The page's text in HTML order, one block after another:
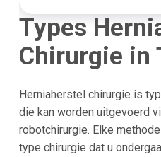
Types
Chirurgie in
Herniaherstel chirurgie is
die kan worden uitgevoerd
robotchirurgie. Elke
type chirurgie dat u